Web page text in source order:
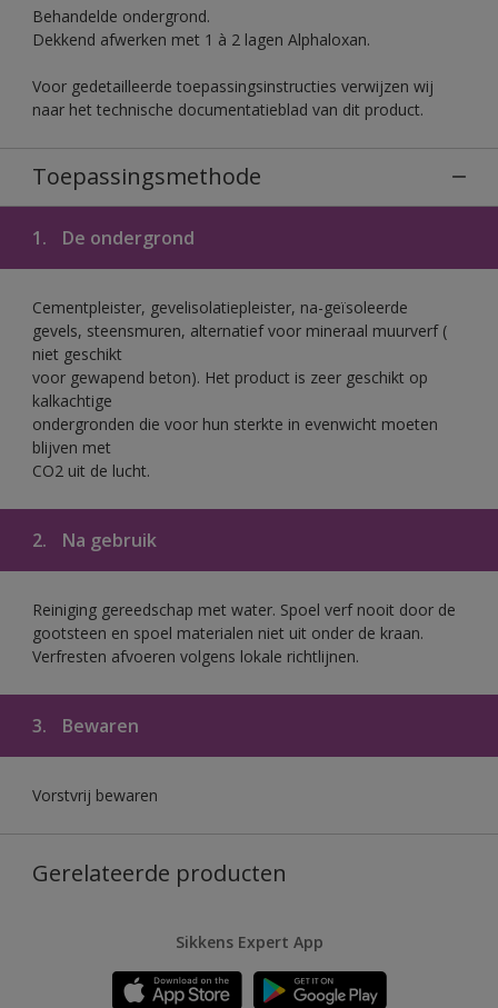
Behandelde ondergrond.
Dekkend afwerken met 1 à 2 lagen Alphaloxan.
Voor gedetailleerde toepassingsinstructies verwijzen wij
naar het technische documentatieblad van dit product.
Toepassingsmethode
1. De ondergrond
Cementpleister, gevelisolatiepleister, na-geïsoleerde
gevels, steensmuren, alternatief voor mineraal muurverf (
niet geschikt
voor gewapend beton). Het product is zeer geschikt op
kalkachtige
ondergronden die voor hun sterkte in evenwicht moeten
blijven met
CO2 uit de lucht.
2. Na gebruik
Reiniging gereedschap met water. Spoel verf nooit door de
gootsteen en spoel materialen niet uit onder de kraan.
Verfresten afvoeren volgens lokale richtlijnen.
3. Bewaren
Vorstvrij bewaren
Gerelateerde producten
Sikkens Expert App